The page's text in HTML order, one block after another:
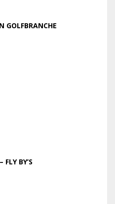
GOLFBRANCHE
BY’S